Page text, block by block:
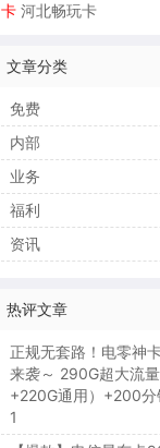
卡 河北畅玩卡
文章分类
免费
内部
业务
福利
资讯
热评文章
正规无套路！电零神
来袭～ 290G超大流
+220G通用）+200分
1